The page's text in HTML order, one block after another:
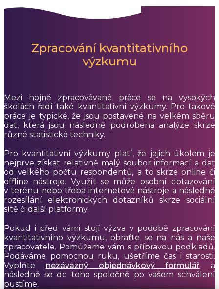
Zpracování kvantitativního
výzkumu
Mezi hojně zpracovávané práce se na vysokých
školách řadí také kvantitativní výzkumy. Pro takové
práce je typické, že jsou postavené na velkém sběru
dat, která jsou následně podrobena analýze skrze
různé statistické techniky.
Pro kvantitativní výzkumy platí, že jejich úkolem je
nejprve získat relativně malý soubor informací a dat
od velkého počtu respondentů, a to skrze online či
offline nástroje. Využít se může osobní dotazování
v terénu nebo třeba internetové nástroje a následně
rozesílání elektronických dotazníků skrze sociální
sítě či další platformy.
Pokud i před vámi stojí výzva v podobě zpracování
kvantitativního výzkumu, obraťte se na nás a naše
zpracovatele. Pomůžeme vám s přípravou podkladů.
Podáváme pomocnou ruku, ušetříme čas i starosti.
Vyplňte nezávazný objednávkový formulář a
následně se do toho společně po vašem schválení
pustíme.